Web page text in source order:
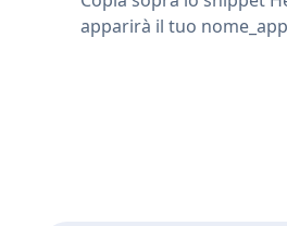
apparirà il tuo